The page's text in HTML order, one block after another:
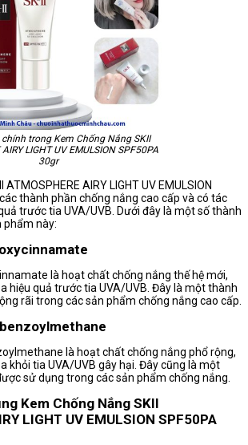
trong Kem Chống Nắng SKII
AIRY LIGHT UV EMULSION SPF50PA
30gr
ATMOSPHERE AIRY LIGHT UV EMULSION
thành phần chống nắng cao cấp và có tác
trước tia UVA/UVB. Dưới đây là một số thành
phẩm này:
là hoạt chất chống nắng thế hệ mới,
hiệu quả trước tia UVA/UVB. Đây là một thành
rãi trong các sản phẩm chống nắng cao cấp.
là hoạt chất chống nắng phổ rộng,
khỏi tia UVA/UVB gây hại. Đây cũng là một
sử dụng trong các sản phẩm chống nắng.
Kem Chống Nắng SKII
LIGHT UV EMULSION SPF50PA